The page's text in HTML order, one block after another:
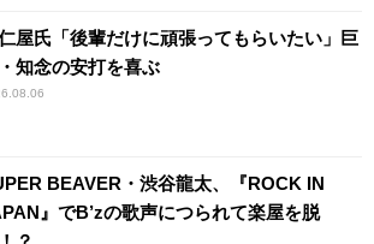
屋氏「後輩だけに頑張ってもらいたい」巨
知念の安打を喜ぶ
BEAVER・渋谷龍太、『ROCK IN
』でB’zの歌声につられて楽屋を脱